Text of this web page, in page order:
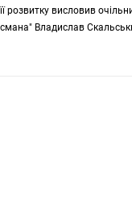
розвитку висловив
Владислав